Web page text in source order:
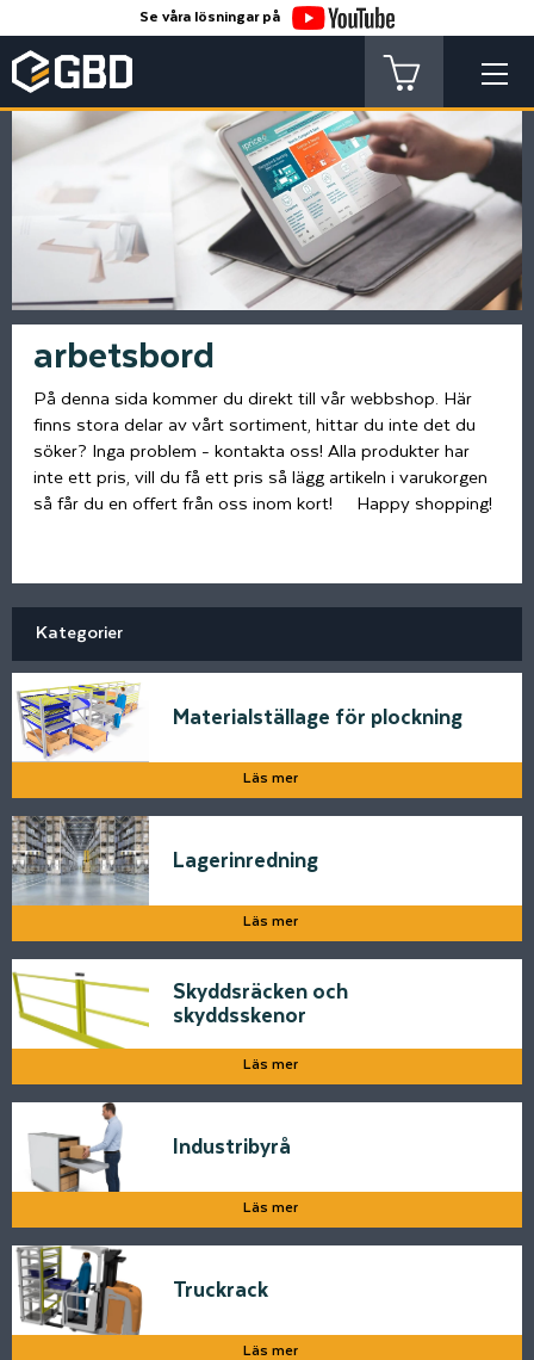
Se våra lösningar på
arbetsbord
På denna sida kommer du direkt till vår webbshop. Här
finns stora delar av vårt sortiment, hittar du inte det du
söker? Inga problem - kontakta oss! Alla produkter har
inte ett pris, vill du få ett pris så lägg artikeln i varukorgen
så får du en offert från oss inom kort! Happy shopping!
Kategorier
Materialställage för plockning
Läs mer
Lagerinredning
Läs mer
Skyddsräcken och
skyddsskenor
Läs mer
Industribyrå
Läs mer
Truckrack
Läs mer